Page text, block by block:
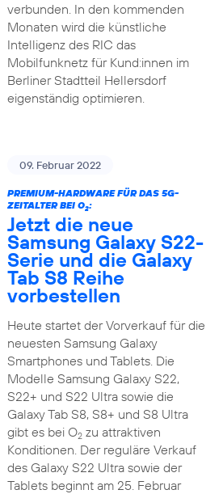
verbunden. In den kommenden
Monaten wird die künstliche
Intelligenz des RIC das
Mobilfunknetz für Kund:innen im
Berliner Stadtteil Hellersdorf
eigenständig optimieren.
09. Februar 2022
PREMIUM-HARDWARE FÜR DAS 5G-
ZEITALTER BEI O2:
Jetzt die neue
Samsung Galaxy S22-
Serie und die Galaxy
Tab S8 Reihe
vorbestellen
Heute startet der Vorverkauf für die
neuesten Samsung Galaxy
Smartphones und Tablets. Die
Modelle Samsung Galaxy S22,
S22+ und S22 Ultra sowie die
Galaxy Tab S8, S8+ und S8 Ultra
gibt es bei O2zu attraktiven
Konditionen. Der reguläre Verkauf
des Galaxy S22 Ultra sowie der
Tablets beginnt am 25. Februar